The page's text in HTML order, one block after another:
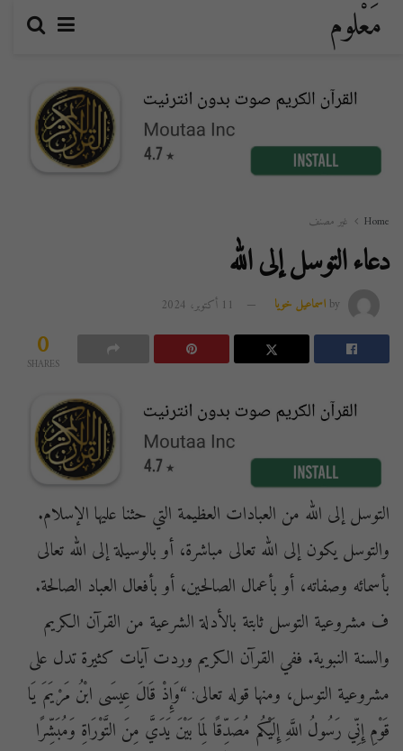
مَعْلوم
Home غير مصنف
دعاء التوسل إلى الله
by اسماعيل خويا 11 أكتوبر، 2024
0
SHARES
التوسل إلى الله من العبادات العظيمة التي حثنا عليها الإسلام.
والتوسل يكون إلى الله تعالى مباشرة، أو بالوسيلة إلى الله تعالى
بأسمائه وصفاته، أو بأعمال الصالحين، أو بأفعال العباد الصالحة.
ف مشروعية التوسل ثابتة بالأدلة الشرعية من القرآن الكريم
والسنة النبوية. ففي القرآن الكريم وردت آيات كثيرة تدل على
مشروعية التوسل، ومنها قوله تعالى: “وَإِذْ قَالَ عِيسَى ابْنُ مَرْيَمَ يَا
قَوْمِ إِنِّي رَسُولُ اللَّهِ إِلَيْكُم مُصَدِّقًا لِمَا بَيْنَ يَدَيَّ مِنَ التَّوْرَاةِ وَمُبَشِّرًا